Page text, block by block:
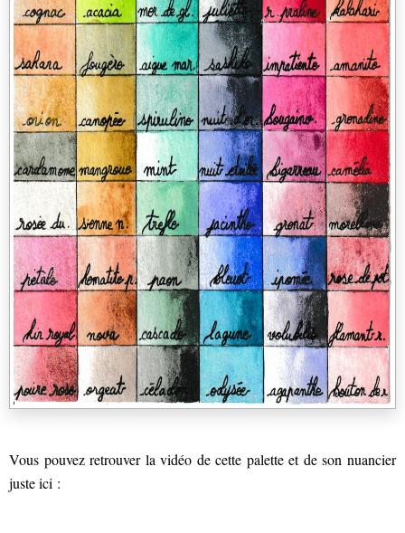
Vous pouvez retrouver la vidéo de cette palette et de son nuancier
juste ici :